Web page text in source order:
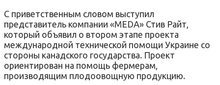
С приветственным словом выступил
представитель компании «MEDA» Стив Райт,
который объявил о втором этапе проекта
международной технической помощи Украине со
стороны канадского государства. Проект
ориентирован на помощь фермерам,
производящим плодоовощную продукцию.